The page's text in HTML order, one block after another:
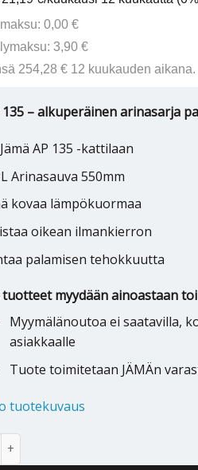
0,00 €
3,90 €
254,28 € 12 kuukauden aikana.
135 – alkuperäinen arinasarja
AP 135 -kattilaan
Arinasauva 550mm
kovaa lämpökuormaa
oikean ilmankierron
palamisen tehokkuutta
tuotteet myydään ainoastaan
Myymälänoutoa ei saatavilla,
asiakkaalle
Tuote toimitetaan JÄMÄn
tuotekuvaus
Jämä AP 135 - 10kpl arinasauva